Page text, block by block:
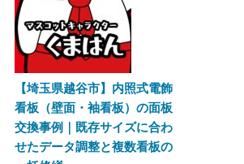
【埼玉県越谷市】内照式電飾
看板（壁面・袖看板）の面板
交換事例｜既存サイズに合わ
せたデータ調整と複数看板の